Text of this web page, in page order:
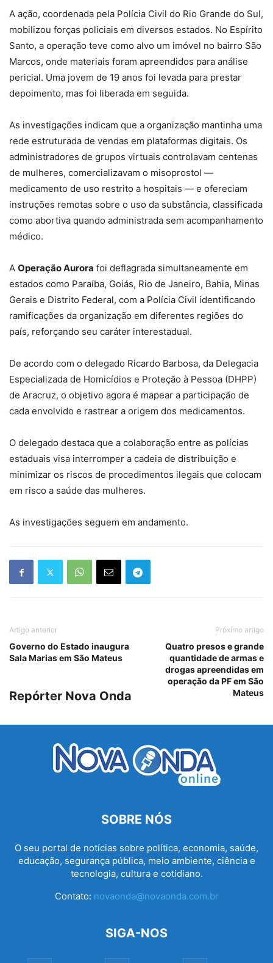
A ação, coordenada pela Polícia Civil do Rio Grande do Sul,
mobilizou forças policiais em diversos estados. No Espírito
Santo, a operação teve como alvo um imóvel no bairro São
Marcos, onde materiais foram apreendidos para análise
pericial. Uma jovem de 19 anos foi levada para prestar
depoimento, mas foi liberada em seguida.
As investigações indicam que a organização mantinha uma
rede estruturada de vendas em plataformas digitais. Os
administradores de grupos virtuais controlavam centenas
de mulheres, comercializavam o misoprostol —
medicamento de uso restrito a hospitais — e ofereciam
instruções remotas sobre o uso da substância, classificada
como abortiva quando administrada sem acompanhamento
médico.
A Operação Aurora foi deflagrada simultaneamente em
estados como Paraíba, Goiás, Rio de Janeiro, Bahia, Minas
Gerais e Distrito Federal, com a Polícia Civil identificando
ramificações da organização em diferentes regiões do
país, reforçando seu caráter interestadual.
De acordo com o delegado Ricardo Barbosa, da Delegacia
Especializada de Homicídios e Proteção à Pessoa (DHPP)
de Aracruz, o objetivo agora é mapear a participação de
cada envolvido e rastrear a origem dos medicamentos.
O delegado destaca que a colaboração entre as polícias
estaduais visa interromper a cadeia de distribuição e
minimizar os riscos de procedimentos ilegais que colocam
em risco a saúde das mulheres.
As investigações seguem em andamento.
Artigo anterior
Governo do Estado inaugura
Sala Marias em São Mateus
Próximo artigo
Quatro presos e grande
quantidade de armas e
drogas apreendidas em
operação da PF em São
Mateus
Repórter Nova Onda
SOBRE NÓS
O seu portal de notícias sobre política, economia, saúde,
educação, segurança pública, meio ambiente, ciência e
tecnologia, cultura e cotidiano.
Contato: novaonda@novaonda.com.br
SIGA-NOS